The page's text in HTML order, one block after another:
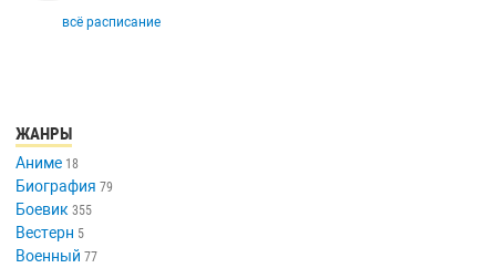
всё расписание
ЖАНРЫ
Аниме 18
Биография 79
Боевик 355
Вестерн 5
Военный 77